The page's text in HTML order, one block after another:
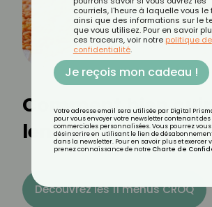
Comment bien
lentilles corail ?
Découvrez les 11 menus CROQ
courriels, l'heure à laquelle vous le
ainsi que des informations sur le
que vous utilisez. Pour en savoir
ces traceurs, voir notre politique de
confidentialité.
Je reçois mon cadeau !
Votre adresse email sera utilisée par Digital
pour vous envoyer votre newsletter contenant des
commerciales personnalisées. Vous pourrez vous
désinscrire en utilisant le lien de
dans la newsletter. Pour en savoir plus et exercer
prenez connaissance de notre Charte de